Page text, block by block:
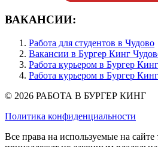
ВАКАНСИИ:
Работа для студентов в Чудово
Вакансии в Бургер Кинг
Работа курьером в Бургер
Работа курьером в Бургер
© 2026 РАБОТА В БУРГЕР КИНГ
Политика конфиденциальности
Все права на используемые на сайте